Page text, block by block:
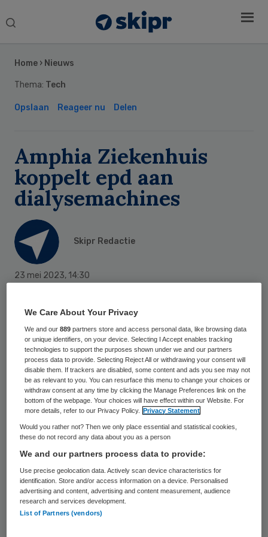
Search
Home › Nieuws
Thema: Tech
Opslaan Reageer nu Delen
Amphia Ziekenhuis
koppelt epd aan
dialysemachines
Skipr Redactie
23 mei 2023, 14:30
Het Amphia Ziekenhuis in Breda heeft zijn
elektronisch patiëntendossier gekoppeld
aan dialysemachines. Nu hoeven
zorgprofessionals van de dialyseafdeling
geen data van het ene systeem meer over
te zetten in het andere systeem. Doordat
de data op één plek staan, zijn ze ook voor
andere afdelingen inzichtelijk.
De koppeling werkt twee kanten op. Vanuit
het epd gaat het dialysevoorschrift naar de
Sidebar
We Care About Your Privacy
We and our889 partners store and access personal data, like browsing data
or unique identifiers, on your device. Selecting I Accept enables tracking
technologies to support the purposes shown under we and our partners
process data to provide. Selecting Reject All or withdrawing your consent will
disable them. If trackers are disabled, some content and ads you see may not
be as relevant to you. You can resurface this menu to change your choices or
withdraw consent at any time by clicking the Manage Preferences link on the
bottom of the webpage. Your choices will have effect within our Website. For
more details, refer to our Privacy Policy.
Privacy Statement
Would you rather not? Then we only place essential and statistical cookies,
these do not record any data about you as a person
We and our partners process data to provide:
Use precise geolocation data. Actively scan device characteristics for
identification. Store and/or access information on a device. Personalised
advertising and content, advertising and content measurement, audience
research and services development.
List of Partners (vendors)